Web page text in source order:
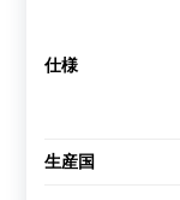
仕様
生産国